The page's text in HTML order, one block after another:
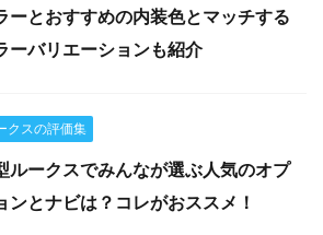
ーとおすすめの内装色とマッチする
ーバリエーションも紹介
クスの評価集
ルークスでみんなが選ぶ人気のオプ
ンとナビは？コレがおススメ！